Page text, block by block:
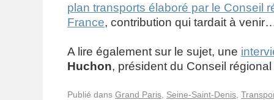
plan transports élaboré par le Conseil
France, contribution qui tardait à
A lire également sur le sujet, une
Huchon, président du Conseil régional
Publié dans Grand Paris Seine-Saint-Denis